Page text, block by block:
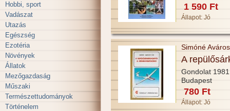
Hobbi, sport
Vadászat
Utazás
Egészség
Ezotéria
Növények
Állatok
Mezőgazdaság
Műszaki
Természettudományok
Történelem
1 590 Ft
Állapot: Jó
Simóné
A
Gondolat 1981
Budapest
780 Ft
Állapot: Jó